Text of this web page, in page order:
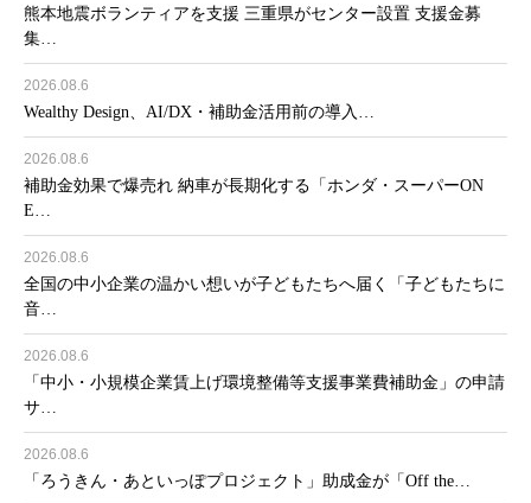
熊本地震ボランティアを支援 三重県がセンター設置 支援金募
集…
2026.08.6
Wealthy Design、AI/DX・補助金活用前の導入…
2026.08.6
補助金効果で爆売れ 納車が長期化する「ホンダ・スーパーON
E…
2026.08.6
全国の中小企業の温かい想いが子どもたちへ届く「子どもたちに
音…
2026.08.6
「中小・小規模企業賃上げ環境整備等支援事業費補助金」の申請
サ…
2026.08.6
「ろうきん・あといっぽプロジェクト」助成金が「Off the…